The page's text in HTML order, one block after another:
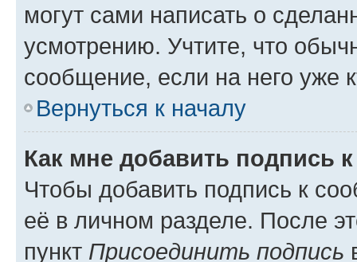
могут сами написать о
усмотрению. Учтите, что
сообщение, если на него уже
Вернуться к началу
Как мне добавить подпись
Чтобы добавить подпись к
её в личном разделе. После
пункт Присоединить подпись